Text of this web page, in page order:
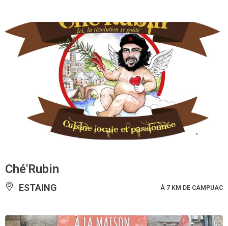
Ché'Rubin
ESTAING À 7 KM DE CAMPUAC